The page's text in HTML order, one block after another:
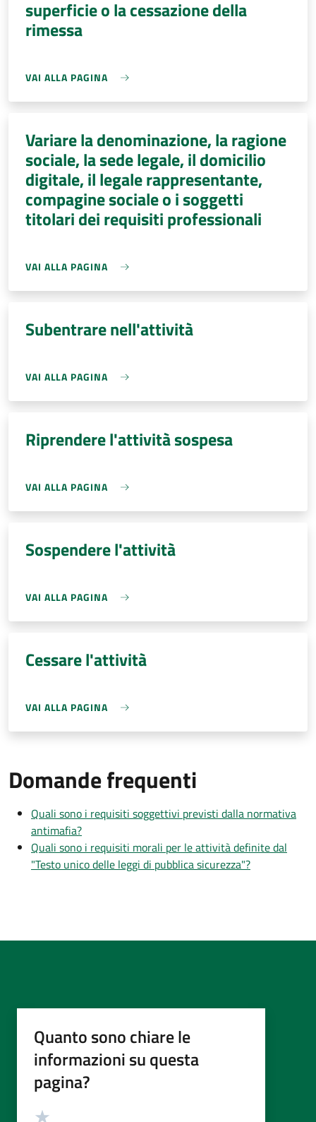
superficie o la cessazione della
rimessa
VAI ALLA PAGINA
Variare la denominazione, la ragione
sociale, la sede legale, il domicilio
digitale, il legale rappresentante,
compagine sociale o i soggetti
titolari dei requisiti professionali
VAI ALLA PAGINA
Subentrare nell'attività
VAI ALLA PAGINA
Riprendere l'attività sospesa
VAI ALLA PAGINA
Sospendere l'attività
VAI ALLA PAGINA
Cessare l'attività
VAI ALLA PAGINA
Domande frequenti
Quali sono i requisiti soggettivi previsti dalla normativa
antimafia?
Quali sono i requisiti morali per le attività definite dal
"Testo unico delle leggi di pubblica sicurezza"?
Quanto sono chiare le
informazioni su questa
pagina?
Valutazione